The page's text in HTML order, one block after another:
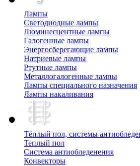
Лампы
Cветодиодные лампы
Люминесцентные лампы
Галогенные лампы
Энергосберегающие лампы
Натриевые лампы
Ртутные лампы
Металлогалогенные лампы
Лампы специального назначения
Лампы накаливания
Тёплый пол, cистемы
Теплый пол
Система антиобледенения
Конвекторы